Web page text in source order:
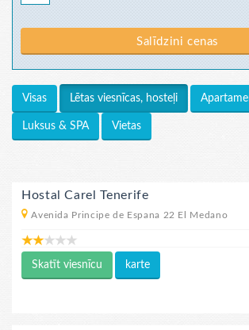
Salīdzini cenas
Visas Lētas viesnīcas, hosteļi
Luksus & SPA Vietas
Hostal Carel Tenerife
Avenida Principe de Espana 22 El Medano
Skatīt viesnīcu karte